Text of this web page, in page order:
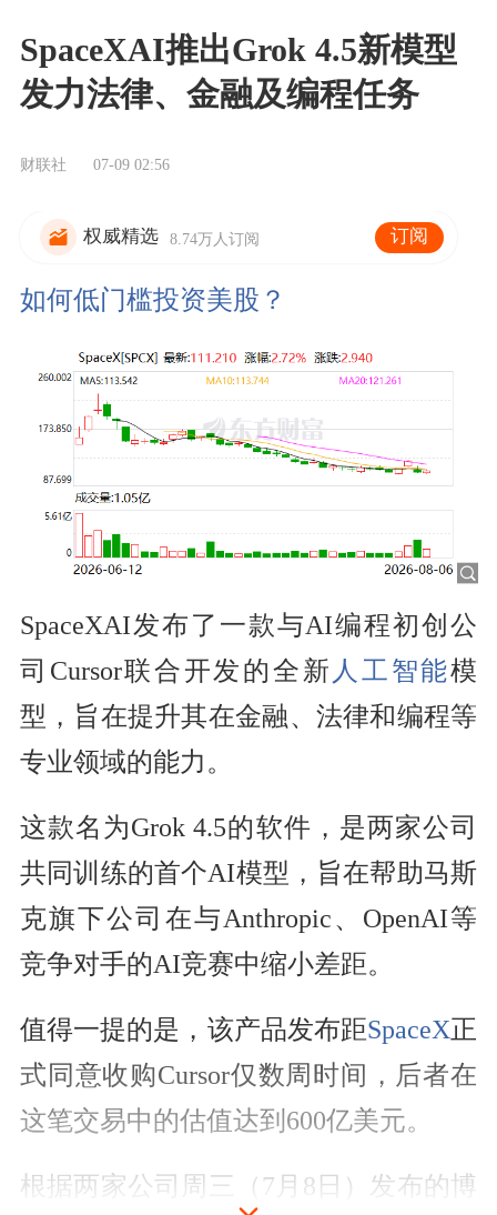
SpaceXAI推出Grok 4.5新模型
发力法律、金融及编程任务
财联社 07-09 02:56
权威精选 8.74万人订阅 订阅
如何低门槛投资美股？
SpaceXAI发布了一款与AI编程初创公
司Cursor联合开发的全新 人工智能模
型，旨在提升其在金融、法律和编程等
专业领域的能力。
这款名为Grok 4.5的软件，是两家公司
共同训练的首个AI模型，旨在帮助马斯
克旗下公司在与Anthropic、OpenAI等
竞争对手的AI竞赛中缩小差距。
值得一提的是，该产品发布距SpaceX正
式同意收购Cursor仅数周时间，后者在
这笔交易中的估值达到600亿美元。
根据两家公司周三（7月8日）发布的博